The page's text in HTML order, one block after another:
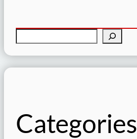
索
Categories